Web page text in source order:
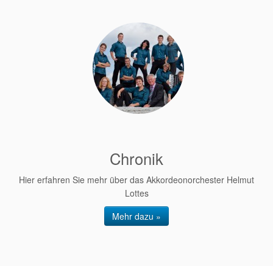
Chronik
Hier erfahren Sie mehr über das Akkordeonorchester Helmut
Lottes
Mehr dazu »